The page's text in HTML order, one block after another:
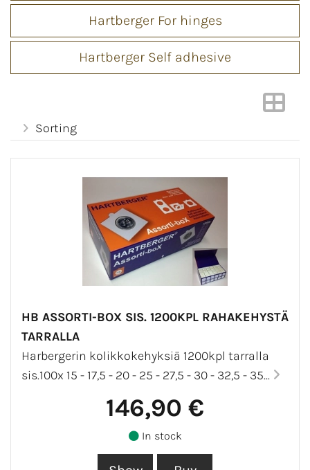
Hartberger For hinges
Hartberger Self adhesive
Sorting
HB ASSORTI-BOX SIS. 1200KPL RAHAKEHYSTÄ
TARRALLA
Harbergerin kolikkokehyksiä 1200kpl tarralla
sis.100x 15 - 17,5 - 20 - 25 - 27,5 - 30 - 32,5 - 35...
146,90 €
In stock